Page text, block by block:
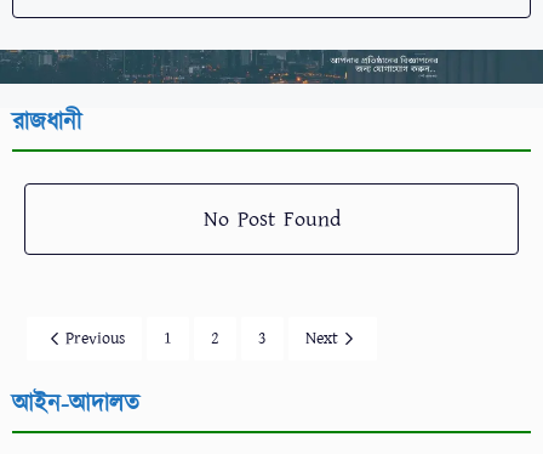
রাজধানী
No Post Found
Previous 1 2 3 Next
আইন-আদালত